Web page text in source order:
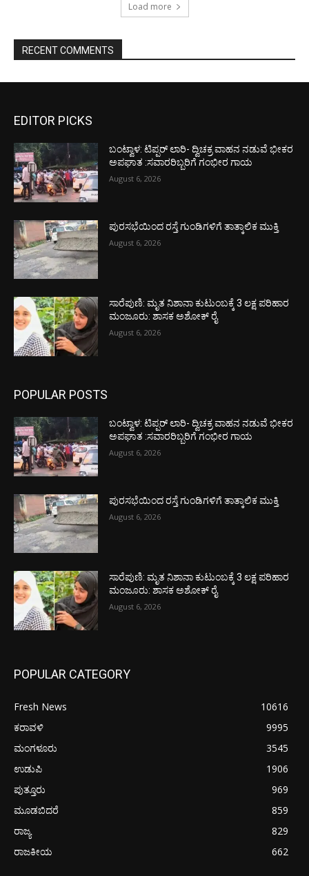
Load more
RECENT COMMENTS
EDITOR PICKS
ಬಂಟ್ವಾಳ: ಟಿಪ್ಪರ್ ಲಾರಿ- ದ್ವಿಚಕ್ರ ವಾಹನ ನಡುವೆ ಭೀಕರ
ಅಪಘಾತ :ಸವಾರರಿಬ್ಬರಿಗೆ ಗಂಭೀರ ಗಾಯ
August 6, 2026
ಪುರಸಭೆಯಿಂದ ರಸ್ತೆ ಗುಂಡಿಗಳಿಗೆ ತಾತ್ಕಾಲಿಕ ಮುಕ್ತಿ
August 6, 2026
ಸಾರೆಪುಣಿ: ಮೃತ ನಿಶಾನಾ ಕುಟುಂಬಕ್ಕೆ 3 ಲಕ್ಷ ಪರಿಹಾರ
ಮಂಜೂರು: ಶಾಸಕ ಅಶೋಕ್ ರೈ
August 6, 2026
POPULAR POSTS
ಬಂಟ್ವಾಳ: ಟಿಪ್ಪರ್ ಲಾರಿ- ದ್ವಿಚಕ್ರ ವಾಹನ ನಡುವೆ ಭೀಕರ
ಅಪಘಾತ :ಸವಾರರಿಬ್ಬರಿಗೆ ಗಂಭೀರ ಗಾಯ
August 6, 2026
ಪುರಸಭೆಯಿಂದ ರಸ್ತೆ ಗುಂಡಿಗಳಿಗೆ ತಾತ್ಕಾಲಿಕ ಮುಕ್ತಿ
August 6, 2026
ಸಾರೆಪುಣಿ: ಮೃತ ನಿಶಾನಾ ಕುಟುಂಬಕ್ಕೆ 3 ಲಕ್ಷ ಪರಿಹಾರ
ಮಂಜೂರು: ಶಾಸಕ ಅಶೋಕ್ ರೈ
August 6, 2026
POPULAR CATEGORY
Fresh News
10616
ಕರಾವಳಿ
9995
ಮಂಗಳೂರು
3545
ಉಡುಪಿ
1906
ಪುತ್ತೂರು
969
ಮೂಡಬಿದರೆ
859
ರಾಜ್ಯ
829
ರಾಜಕೀಯ
662